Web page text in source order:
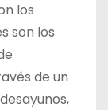
los
son los
de un